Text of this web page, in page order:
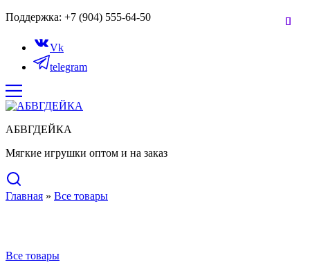
Поддержка: +7 (904) 555-64-50
Vk
telegram
АБВГДЕЙКА
Мягкие игрушки оптом и на заказ
Главная » Все товары
Все товары